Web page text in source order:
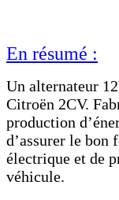
En résumé :
Un alternateur
Citroën 2CV.
production
d’assurer le bon
électrique et de
véhicule.